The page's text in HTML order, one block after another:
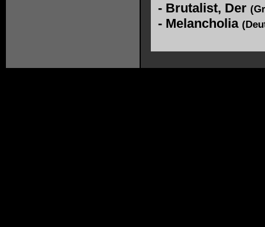
- Brutalist, Der
- Melancholia